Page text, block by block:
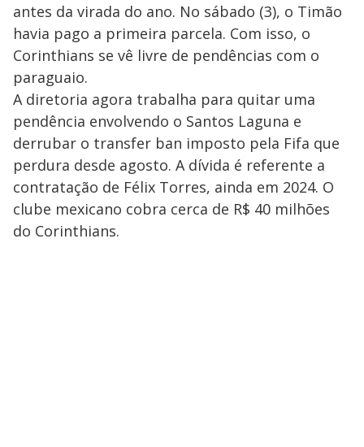
antes da virada do ano. No sábado (3), o Timão
havia pago a primeira parcela. Com isso, o
Corinthians se vê livre de pendências com o
paraguaio.
A diretoria agora trabalha para quitar uma
pendência envolvendo o Santos Laguna e
derrubar o transfer ban imposto pela Fifa que
perdura desde agosto. A dívida é referente a
contratação de Félix Torres, ainda em 2024. O
clube mexicano cobra cerca de R$ 40 milhões
do Corinthians.